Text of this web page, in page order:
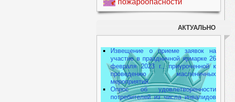
пожароопасности
АКТУАЛЬНО
Извещение о приеме заявок на
участие в праздничной ярмарке 26
февраля 2023 г., приуроченной к
проведению масленичных
мероприятий
Опрос об удовлетворенности
потребителей из числа инвалидов